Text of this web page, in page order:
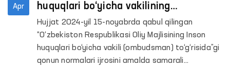
Apr
huquqlari bo‘yicha vakilining
Ombudsman faoliyatini yanada
samarali tashkil etishga qaratilgan
qonunchilik taklifini ko‘rib chiqmoqda.
Hujjat 2024-yil 15-noyabrda qabul qilingan
“O‘zbekiston Respublikasi Oliy Majlisining Inson
huquqlari bo‘yicha vakili (ombudsman) to‘g‘risida”gi
qonun normalari ijrosini amalda samarali